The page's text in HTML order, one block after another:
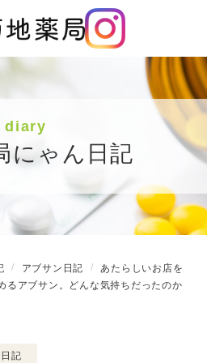
diary
にゃん日記
アブサン日記
あたらしいお店を
るアブサン。どんな気持ちだったのか
記